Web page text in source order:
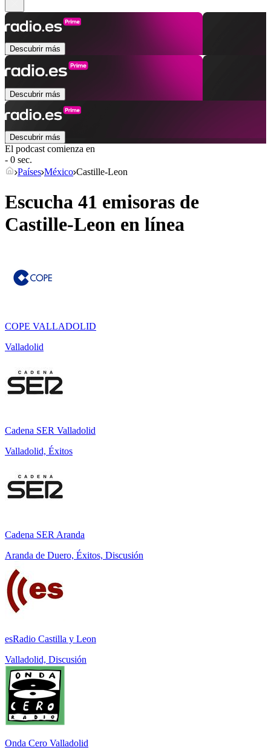
Descubrir más
Descubrir más
Descubrir más
El podcast comienza en
- 0 sec.
Países México Castille-Leon
Escucha 41 emisoras de
Castille-Leon en línea
COPE VALLADOLID
Valladolid
Cadena SER Valladolid
Valladolid, Éxitos
Cadena SER Aranda
Aranda de Duero, Éxitos, Discusión
esRadio Castilla y Leon
Valladolid, Discusión
Onda Cero Valladolid